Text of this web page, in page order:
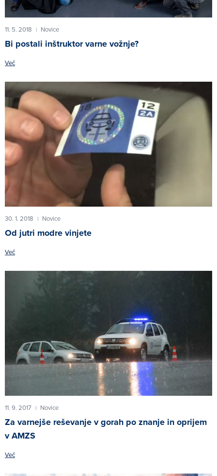
11. 5. 2018 | Novice
Bi postali inštruktor varne vožnje?
Več
30. 1. 2018 | Novice
Od jutri modre vinjete
Več
11. 9. 2017 | Novice
Za varnejše reševanje v gorah po znanje in oprijem
v AMZS
Več